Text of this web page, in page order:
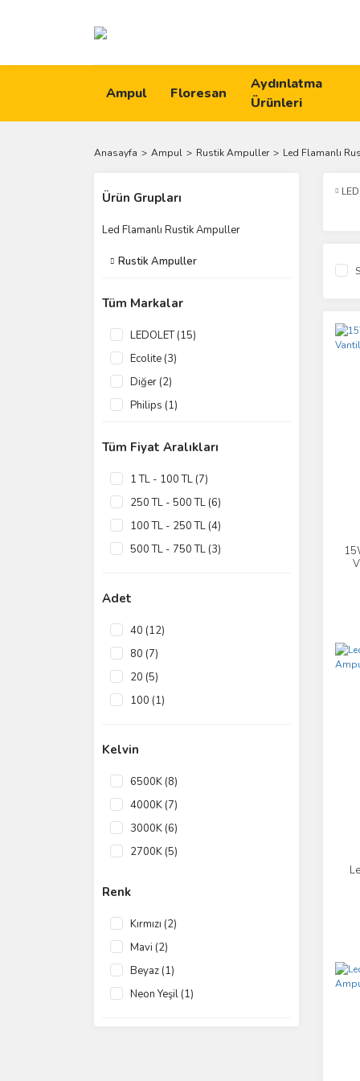
Ampul Floresan
Aydınlatma
Ürünleri
Anasayfa Ampul Rustik Ampuller Led Flamanlı
Ürün Grupları
Led Flamanlı Rustik Ampuller
Rustik Ampuller
Tüm Markalar
LEDOLET (15)
Ecolite (3)
Diğer (2)
Philips (1)
Tüm Fiyat Aralıkları
1 TL - 100 TL (7)
250 TL - 500 TL (6)
100 TL - 250 TL (4)
500 TL - 750 TL (3)
Adet
40 (12)
80 (7)
20 (5)
100 (1)
Kelvin
6500K (8)
4000K (7)
3000K (6)
2700K (5)
Renk
Kırmızı (2)
Mavi (2)
Beyaz (1)
Neon Yeşil (1)